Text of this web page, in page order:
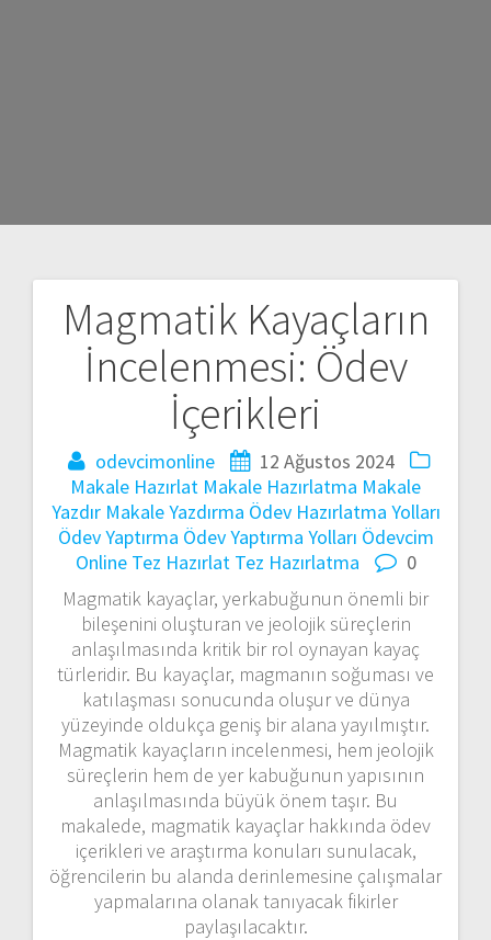
Magmatik Kayaçların
İncelenmesi: Ödev
İçerikleri
odevcimonline
12 Ağustos 2024
Makale Hazırlat Makale Hazırlatma Makale
Yazdır Makale Yazdırma Ödev Hazırlatma Yolları
Ödev Yaptırma Ödev Yaptırma Yolları Ödevcim
Online Tez Hazırlat Tez Hazırlatma
0
Magmatik kayaçlar, yerkabuğunun önemli bir
bileşenini oluşturan ve jeolojik süreçlerin
anlaşılmasında kritik bir rol oynayan kayaç
türleridir. Bu kayaçlar, magmanın soğuması ve
katılaşması sonucunda oluşur ve dünya
yüzeyinde oldukça geniş bir alana yayılmıştır.
Magmatik kayaçların incelenmesi, hem jeolojik
süreçlerin hem de yer kabuğunun yapısının
anlaşılmasında büyük önem taşır. Bu
makalede, magmatik kayaçlar hakkında ödev
içerikleri ve araştırma konuları sunulacak,
öğrencilerin bu alanda derinlemesine çalışmalar
yapmalarına olanak tanıyacak fikirler
paylaşılacaktır.
Yazı
gezinmesi